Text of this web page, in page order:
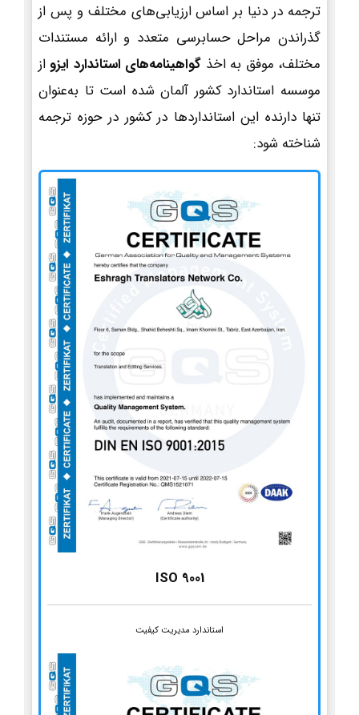
ترجمه در دنیا بر اساس ارزیابی‌های مختلف و پس از
گذراندن مراحل حسابرسی متعدد و ارائه مستندات
مختلف، موفق به اخذ گواهینامه‌های استاندارد ایزو از
موسسه استاندارد کشور آلمان شده است تا به‌عنوان
تنها دارنده این استانداردها در کشور در حوزه ترجمه
شناخته شود:
ISO 9001
استاندارد مدیریت کیفیت